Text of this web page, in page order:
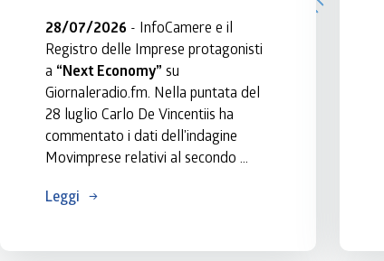
28/07/2026 - InfoCamere e il
Registro delle Imprese protagonisti
a “Next Economy” su
Giornaleradio.fm. Nella puntata del
28 luglio Carlo De Vincentiis ha
commentato i dati dell’indagine
Movimprese relativi al secondo
saldo positivo di quasi 33mila
Leggi